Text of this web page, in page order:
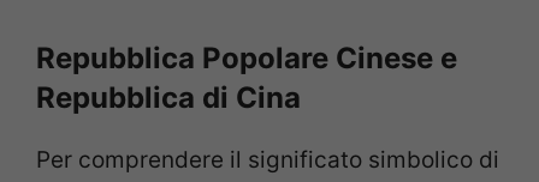
Repubblica Popolare Cinese e
Repubblica di Cina
Per comprendere il significato simbolico di